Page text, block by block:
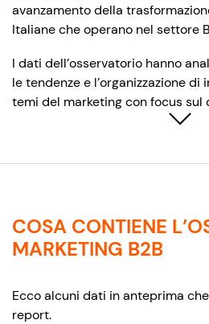
avanzamento della
Italiane che operano nel settore
I dati dell’osservatorio hanno
le tendenze e l’organizzazione di
temi del marketing con focus sul
COSA CONTIENE
MARKETING B2B
Ecco alcuni dati in anteprima
report.